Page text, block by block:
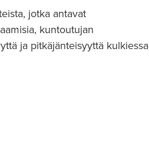
jotka antavat
kuntoutujan
ja pitkäjänteisyyttä kulkiessa